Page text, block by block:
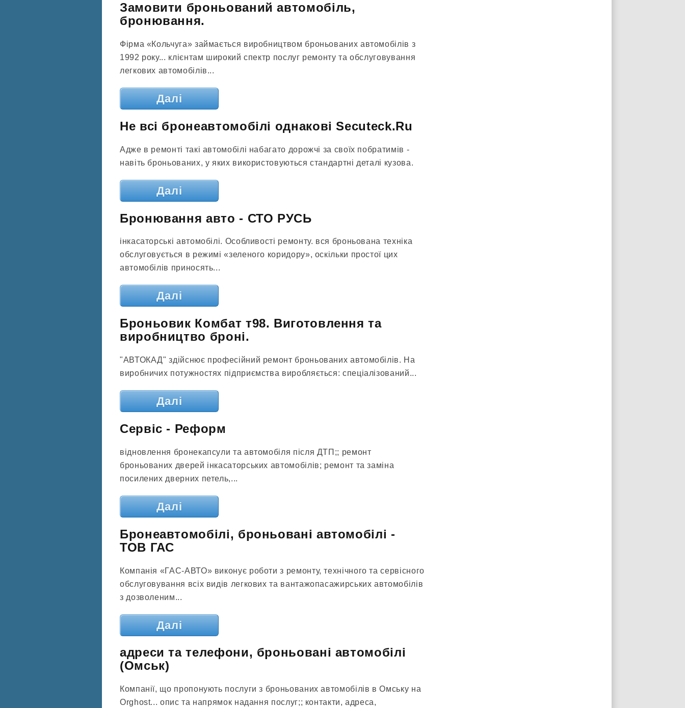
Замовити броньований автомобіль,
бронювання.
Фірма «Кольчуга» займається виробництвом броньованих автомобілів з
1992 року... клієнтам широкий спектр послуг ремонту та обслуговування
легкових автомобілів...
Далі
Не всі бронеавтомобілі однакові Secuteck.Ru
Адже в ремонті такі автомобілі набагато дорожчі за своїх побратимів -
навіть броньованих, у яких використовуються стандартні деталі кузова.
Далі
Бронювання авто - СТО РУСЬ
інкасаторські автомобілі. Особливості ремонту. вся броньована техніка
обслуговується в режимі «зеленого коридору», оскільки простої цих
автомобілів приносять...
Далі
Броньовик Комбат т98. Виготовлення та
виробництво броні.
"АВТОКАД" здійснює професійний ремонт броньованих автомобілів. На
виробничих потужностях підприємства виробляється: спеціалізований...
Далі
Сервіс - Реформ
відновлення бронекапсули та автомобіля після ДТП;; ремонт
броньованих дверей інкасаторських автомобілів; ремонт та заміна
посилених дверних петель,...
Далі
Бронеавтомобілі, броньовані автомобілі -
ТОВ ГАС
Компанія «ГАС-АВТО» виконує роботи з ремонту, технічного та сервісного
обслуговування всіх видів легкових та вантажопасажирських автомобілів
з дозволеним...
Далі
адреси та телефони, броньовані автомобілі
(Омськ)
Компанії, що пропонують послуги з броньованих автомобілів в Омську на
Orghost... опис та напрямок надання послуг;; контакти, адреса,